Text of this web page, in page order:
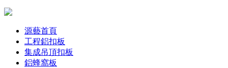
源藝首頁
工程鋁扣板
集成吊頂扣板
鋁蜂窩板